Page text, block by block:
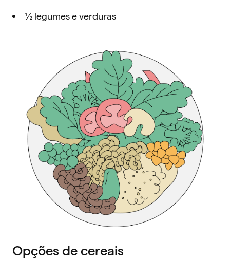
½ legumes e verduras
Opções de cereais